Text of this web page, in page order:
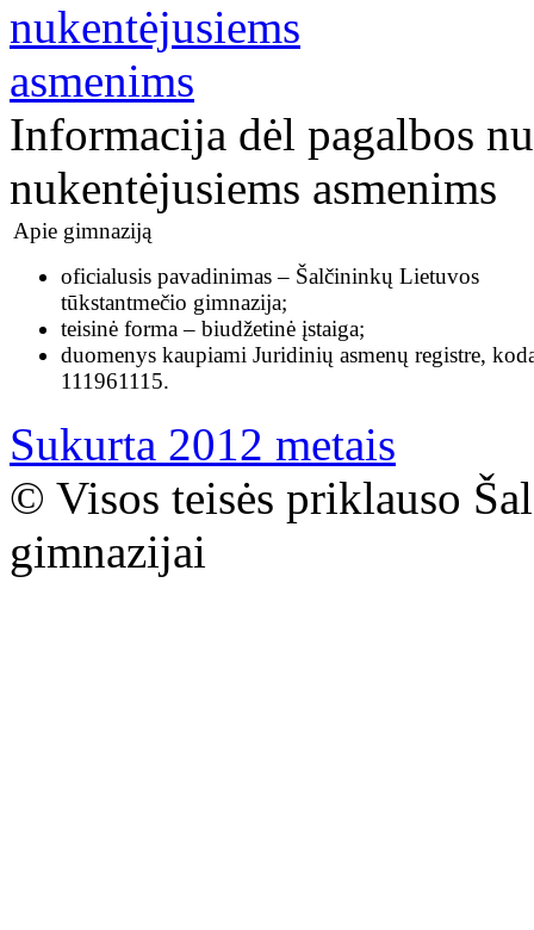
Informacija dėl pagalbos
nukentėjusiems asmenims
Apie gimnaziją
oficialusis pavadinimas – Šalčininkų Lietuvos
tūkstantmečio gimnazija;
teisinė forma – biudžetinė įstaiga;
duomenys kaupiami Juridinių asmenų registre,
111961115.
Sukurta 2012 metais
© Visos teisės priklauso
gimnazijai